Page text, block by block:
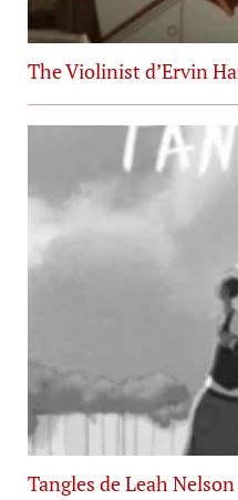
The Violinist d’Ervin
Tangles de Leah Nelson